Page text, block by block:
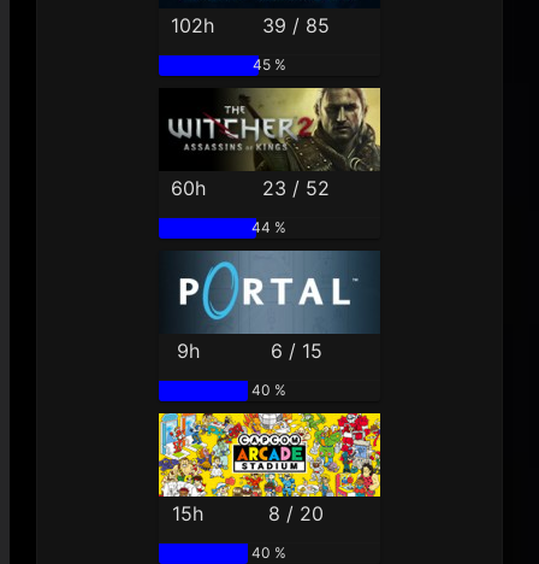
102h 39 / 85
45 %
60h 23 / 52
44 %
9h 6 / 15
40 %
15h 8 / 20
40 %